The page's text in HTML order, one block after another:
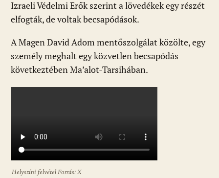
k p
Izraeli Védelmi Erők szerint a lövedékek egy részét
elfogták, de voltak becsapódások.
A Magen David Adom mentőszolgálat közölte, egy
személy meghalt egy közvetlen becsapódás
következtében Ma’alot-Tarsihában.
Helyszíni felvétel Forrás: X